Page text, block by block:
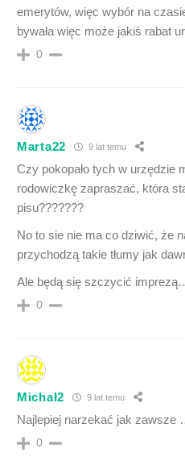
emerytów, więc wybór na
bywała więc może jakiś rabat
0
Marta22 9 lat temu
Czy pokopało tych w urzędzie
rodowiczkę zapraszać, która
pisu???????
No to sie nie ma co dziwić, że
przychodzą takie tłumy jak
Ale będą się szczycić
0
Michał2 9 lat temu
Najlepiej narzekać jak zawsze
0